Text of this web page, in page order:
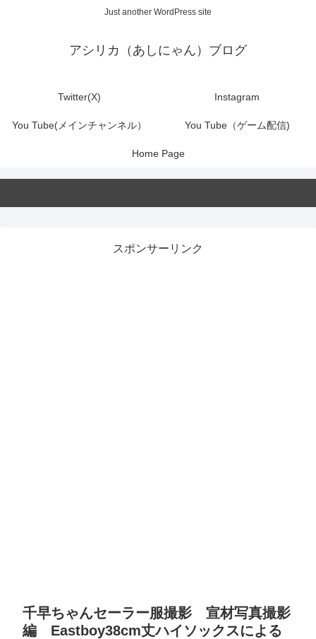
Just another WordPress site
アシリカ（あしにゃん）ブログ
Twitter(X) Instagram
You Tube(メインチャンネル） You Tube（ゲーム配信)
Home Page
スポンサーリンク
千早ちゃんセーラー服撮影 宣材写真撮影
編 Eastboy38cm丈ハイソックスによる